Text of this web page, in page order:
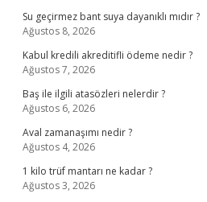
Su geçirmez bant suya dayanıklı mıdır ?
Ağustos 8, 2026
Kabul kredili akreditifli ödeme nedir ?
Ağustos 7, 2026
Baş ile ilgili atasözleri nelerdir ?
Ağustos 6, 2026
Aval zamanaşımı nedir ?
Ağustos 4, 2026
1 kilo trüf mantarı ne kadar ?
Ağustos 3, 2026